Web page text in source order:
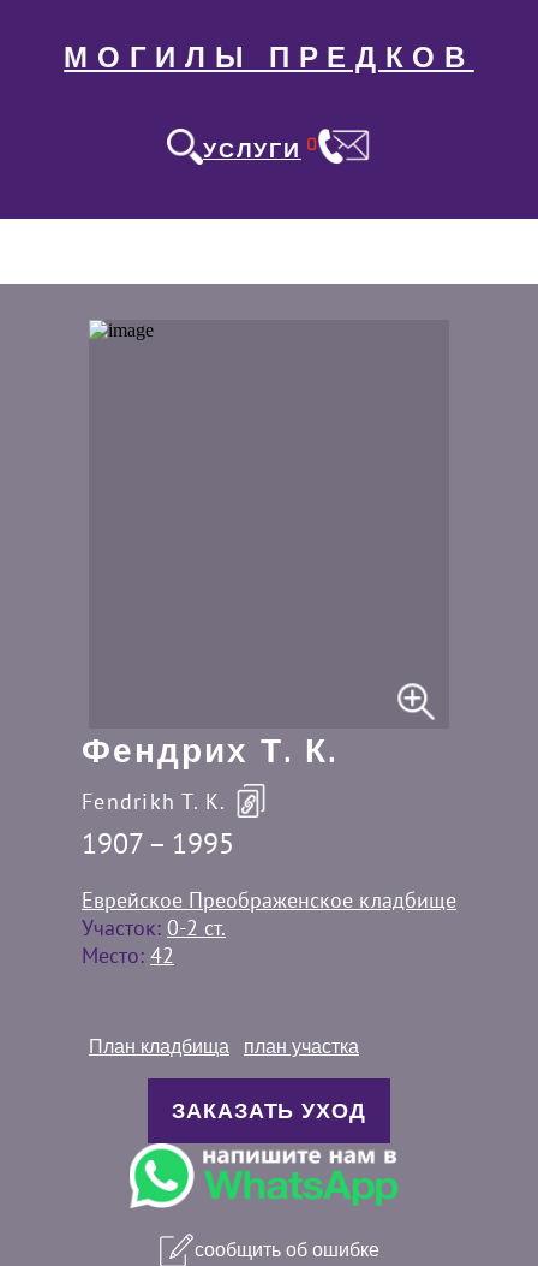
МОГИЛЫ ПРЕДКОВ
УСЛУГИ 0
Фендрих Т. К.
Fendrikh T. K.
1907 – 1995
Еврейское Преображенское кладбище
Участок: 0-2 ст.
Место: 42
План кладбища план участка
ЗАКАЗАТЬ УХОД
сообщить об ошибке